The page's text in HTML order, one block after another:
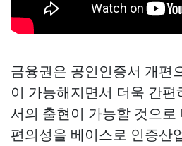
금융권은 공인인증서 개편
이 가능해지면서 더욱 간
서의 출현이 가능할 것으로
편의성을 베이스로 인증산